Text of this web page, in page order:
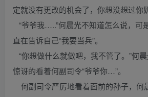
定就没有更改的机会了，你想没想过你
“爷爷我…..”何晨光不知道怎么说，可
直在告诉自己“我要当兵”。
“你想做什么就做吧，我不管了。”何
惊讶的看着何副司令“爷爷你…”。
何副司令严厉地看着面前的孙子，何